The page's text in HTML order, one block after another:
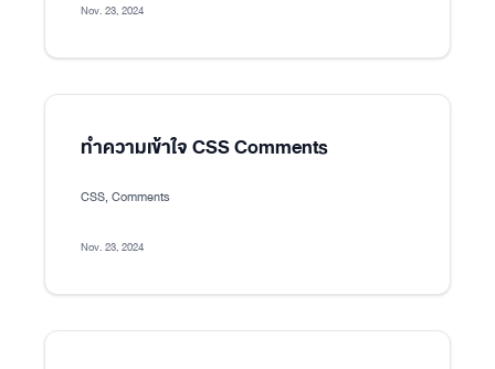
Nov. 23, 2024
ทำความเข้าใจ CSS Comments
CSS, Comments
Nov. 23, 2024